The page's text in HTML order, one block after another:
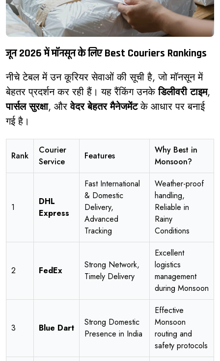
जून 2026 में मॉनसून के लिए Best Couriers Rankings
नीचे टेबल में उन कूरियर सेवाओं की सूची है, जो मॉनसून में
बेहतर प्रदर्शन कर रही हैं। यह रैंकिंग उनकेडिलीवरी टाइम,
पार्सल सुरक्षा, औरवेदर बेहतर मैनेजमेंटके आधार पर बनाई
गई है।
Rank
Courier
Service
Features
Why Best in
Monsoon?
1
DHL
Express
Fast International
& Domestic
Delivery,
Advanced
Tracking
Weather-proof
handling,
Reliable in
Rainy
Conditions
2 FedEx
Strong Network,
Timely Delivery
Excellent
logistics
management
during Monsoon
3 Blue Dart
Strong Domestic
Presence in India
Effective
Monsoon
routing and
safety protocols